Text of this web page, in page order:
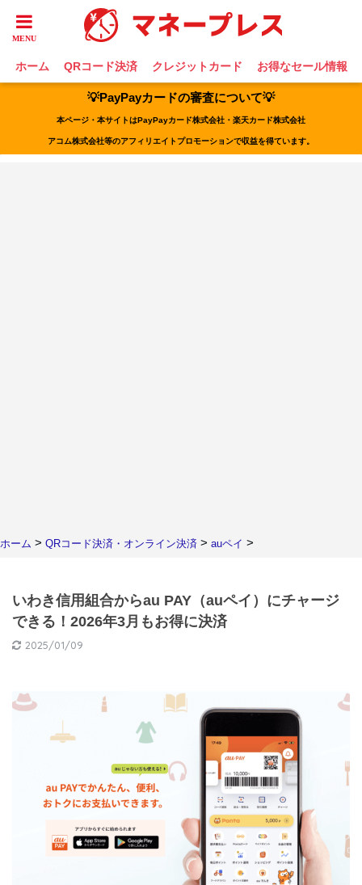
ホーム QRコード決済 クレジットカード お得なセール情報
💡PayPayカードの審査について💡
本ページ・本サイトはPayPayカード株式会社・楽天カード株式会社
アコム株式会社等のアフィリエイトプロモーションで収益を得ています。
ホーム > QRコード決済・オンライン決済 > auペイ >
いわき信用組合からau PAY（auペイ）にチャージ
できる！2026年3月もお得に決済
2025/01/09